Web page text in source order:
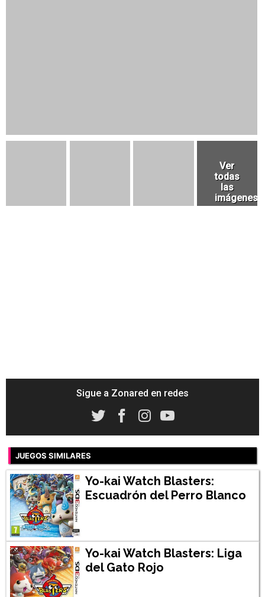
Sigue a Zonared en redes
JUEGOS SIMILARES
Yo-kai Watch Blasters:
Escuadrón del Perro Blanco
Yo-kai Watch Blasters: Liga
del Gato Rojo